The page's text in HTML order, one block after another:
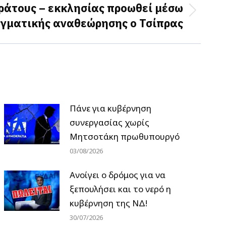
– εκκλησίας προωθεί μέσω
αναθεώρησης ο Τσίπρας
Πάνε για κυβέρνηση
συνεργασίας χωρίς
Μητσοτάκη πρωθυπουργό
03/08/2026
Ανοίγει ο δρόμος για να
ξεπουλήσει και το νερό η
κυβέρνηση της ΝΔ!
30/07/2026